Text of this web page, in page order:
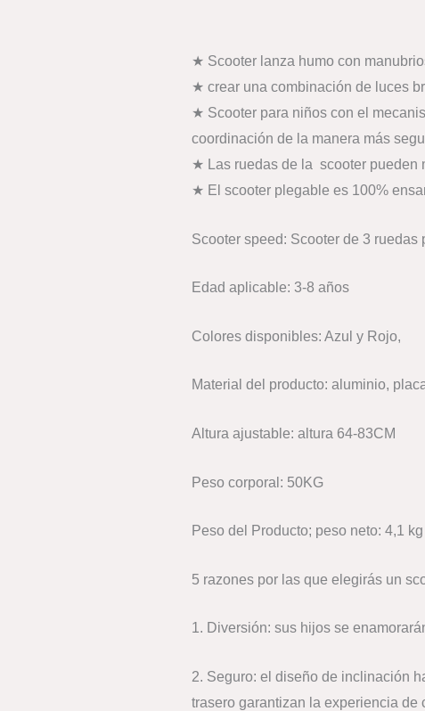
★ Scooter lanza humo con
★ crear una combinación de luces
★ Scooter para niños con el
coordinación de la manera más
★ Las ruedas de la scooter pueden
★ El scooter plegable es 100%
Scooter speed: Scooter de 3 ruedas
Edad aplicable: 3-8 años
Colores disponibles: Azul y Rojo,
Material del producto: aluminio,
Altura ajustable: altura 64-83CM
Peso corporal: 50KG
Peso del Producto; peso neto: 4,1 kg
5 razones por las que elegirás un
1. Diversión: sus hijos se
2. Seguro: el diseño de inclinación
trasero garantizan la experiencia de